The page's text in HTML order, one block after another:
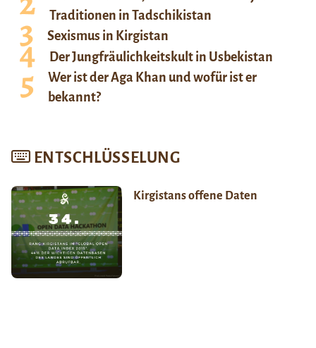
Traditionen in Tadschikistan
Sexismus in Kirgistan
Der Jungfräulichkeitskult in Usbekistan
Wer ist der Aga Khan und wofür ist er
bekannt?
ENTSCHLÜSSELUNG
Kirgistans offene Daten